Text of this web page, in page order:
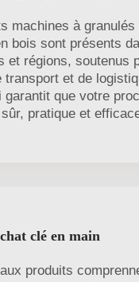
machines à granulés
bois sont présents
et régions, soutenus
transport et de
garantit que votre
sûr, pratique et
clé en main
produits